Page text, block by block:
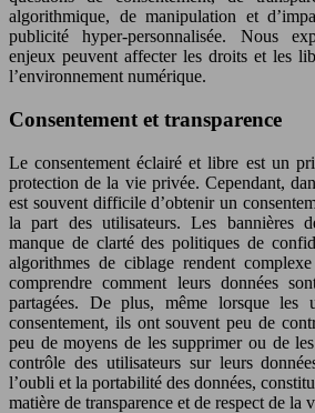
algorithmique, de manipulation et
publicité hyper-personnalisée. Nous
enjeux peuvent affecter les droits et les
l’environnement numérique.
Consentement et transparence
Le consentement éclairé et libre est un
protection de la vie privée. Cependant,
est souvent difficile d’obtenir un
la part des utilisateurs. Les bannières
manque de clarté des politiques de
algorithmes de ciblage rendent
comprendre comment leurs données
partagées. De plus, même lorsque les
consentement, ils ont souvent peu de
peu de moyens de les supprimer ou de
contrôle des utilisateurs sur leurs
l’oubli et la portabilité des données,
matière de transparence et de respect de la